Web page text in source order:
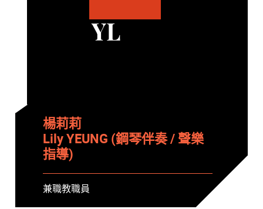
YL
楊莉莉
Lily YEUNG (鋼琴伴奏 / 聲樂
指導)
兼職教職員